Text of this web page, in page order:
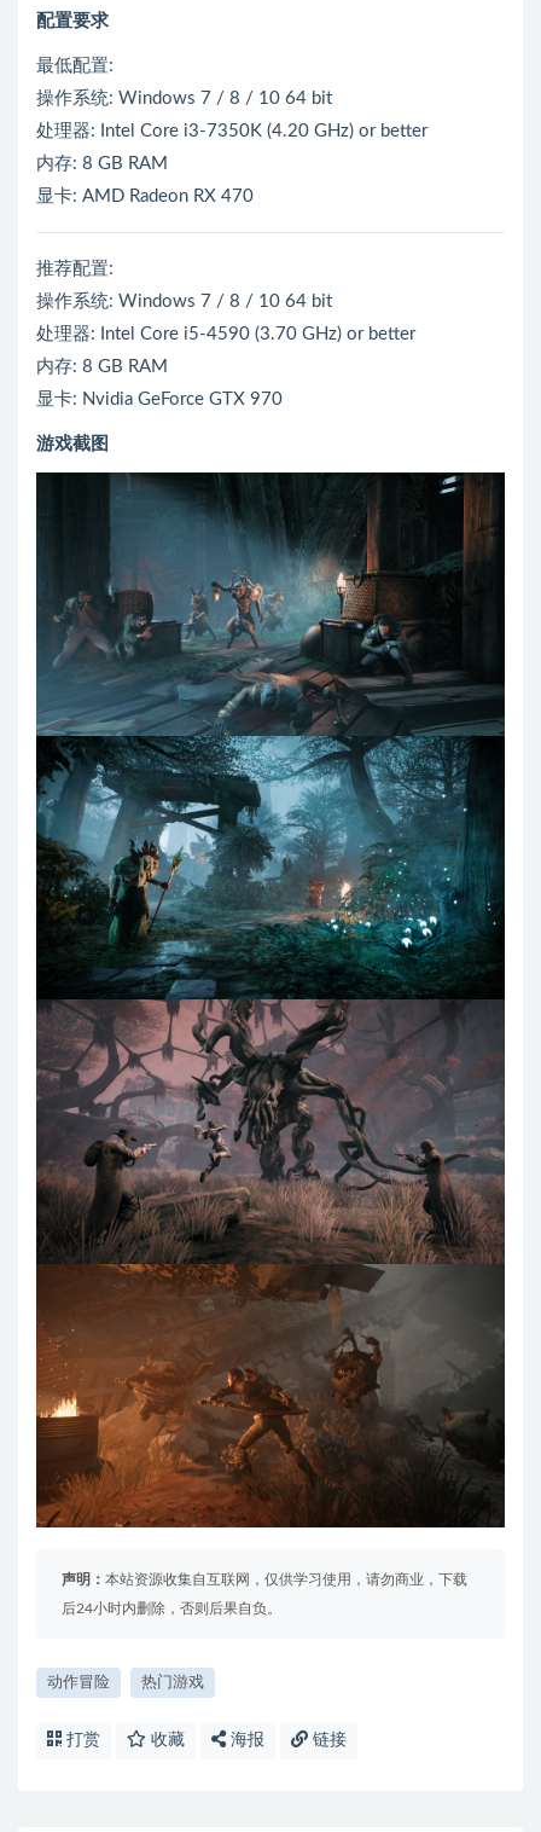
配置要求
最低配置:
操作系统: Windows 7 / 8 / 10 64 bit
处理器: Intel Core i3-7350K (4.20 GHz) or better
内存: 8 GB RAM
显卡: AMD Radeon RX 470
推荐配置:
操作系统: Windows 7 / 8 / 10 64 bit
处理器: Intel Core i5-4590 (3.70 GHz) or better
内存: 8 GB RAM
显卡: Nvidia GeForce GTX 970
游戏截图
声明： 本站资源收集自互联网，仅供学习使用，请勿商业，下载
后24小时内删除，否则后果自负。
动作冒险 热门游戏
打赏 收藏 海报 链接